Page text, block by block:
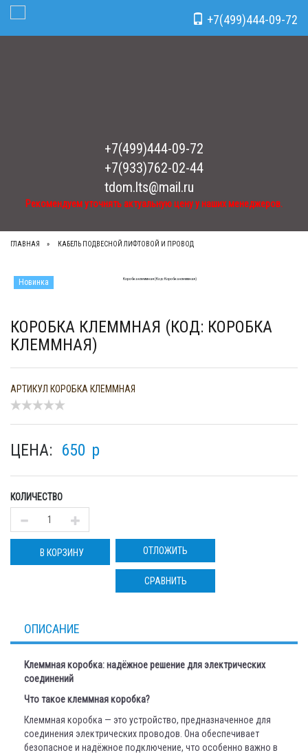
Рекомендуем уточнять актуальную цену у наших менеджеров.
+7(499)444-09-72
+7(933)762-02-44
tdom.lts@mail.ru
Рекомендуем уточнять актуальную цену у наших менеджеров.
+7(499)444-09-72
Toggle Navigation
ГЛАВНАЯ КАБЕЛЬ ПОДВЕСНОЙ ЛИФТОВОЙ И ПРОВОД
Новинка
КОРОБКА КЛЕММНАЯ (КОД: КОРОБКА
КЛЕММНАЯ)
АРТИКУЛ КОРОБКА КЛЕММНАЯ
ЦЕНА: 650 p
КОЛИЧЕСТВО
В КОРЗИНУ ОТЛОЖИТЬ
СРАВНИТЬ
ОПИСАНИЕ
Клеммная коробка: надёжное решение для электрических
соединений
Что такое клеммная коробка?
Клеммная коробка — это устройство, предназначенное для
соединения электрических проводов. Она обеспечивает
безопасное и надёжное подключение, что особенно важно в